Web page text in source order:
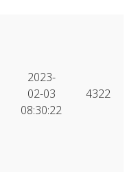
2023-
02-03
08:30:22
4322